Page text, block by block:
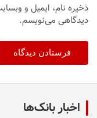
ذخیره نام، ایمیل و
دیدگاهی می‌نویسم.
اخبار بانک‌ها